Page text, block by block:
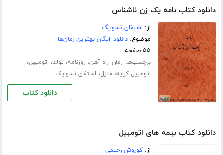
دانلود کتاب نامه یک زن ناشناس
از: اشتفان تسوایگ
موضوع:دانلود رایگان بهترین رمان‌ها
۵۵ صفحه
برچسب‌ها:رمان،راه آهن،روزنامه، تولد، اتومبیل،
اتومبیل کرایه، منزل، استفان تسوایک
دانلود کتاب
دانلود کتاب بیمه های اتومبیل
از:کوروش رحیمی